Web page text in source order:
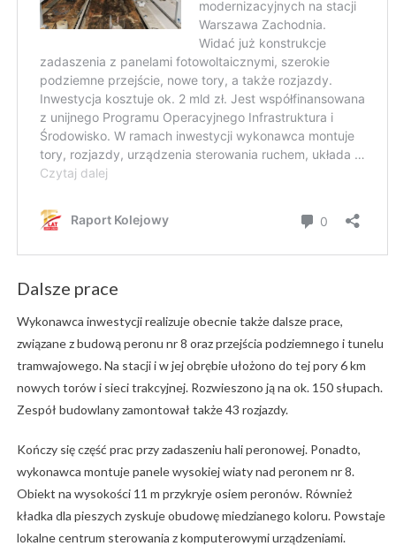
Dalsze prace
Wykonawca inwestycji realizuje obecnie także dalsze prace,
związane z budową peronu nr 8 oraz przejścia podziemnego i tunelu
tramwajowego. Na stacji i w jej obrębie ułożono do tej pory 6 km
nowych torów i sieci trakcyjnej. Rozwieszono ją na ok. 150 słupach.
Zespół budowlany zamontował także 43 rozjazdy.
Kończy się część prac przy zadaszeniu hali peronowej. Ponadto,
wykonawca montuje panele wysokiej wiaty nad peronem nr 8.
Obiekt na wysokości 11 m przykryje osiem peronów. Również
kładka dla pieszych zyskuje obudowę miedzianego koloru. Powstaje
lokalne centrum sterowania z komputerowymi urządzeniami.